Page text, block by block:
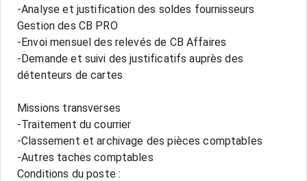
-Analyse et justification des soldes fournisseurs
Gestion des CB PRO
-Envoi mensuel des relevés de CB Affaires
-Demande et suivi des justificatifs auprès des
détenteurs de cartes
Missions transverses
-Traitement du courrier
-Classement et archivage des pièces comptables
-Autres taches comptables
Conditions du poste :